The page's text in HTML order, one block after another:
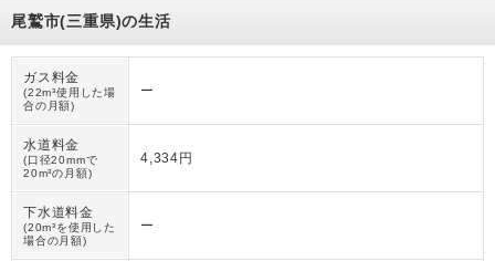
尾鷲市(三重県)の生活
ガス料金
(22m³使用した場
合の月額)
ー
水道料金
(口径20mmで
20m³の月額)
4,334円
下水道料金
(20m³を使用した
場合の月額)
ー